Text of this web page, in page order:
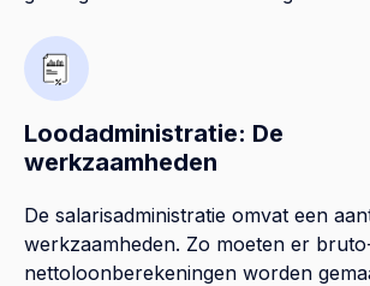
Loodadministratie: De
werkzaamheden
De salarisadministratie omvat een
werkzaamheden. Zo moeten er
nettoloonberekeningen worden